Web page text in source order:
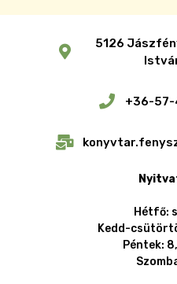
5126
+36-
Hétfő:
Kedd-
Péntek: